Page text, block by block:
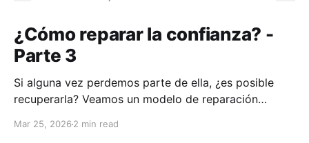
¿Cómo reparar la confianza? -
Parte 3
Si alguna vez perdemos parte de ella, ¿es posible
recuperarla? Veamos un modelo de reparación
Mar 25, 2026 2 min read